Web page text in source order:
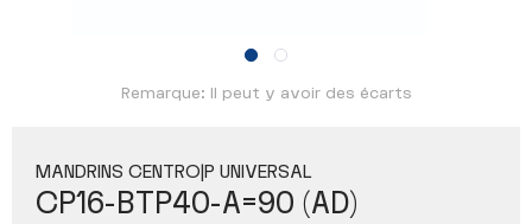
Remarque: Il peut y avoir des écarts
MANDRINS CENTRO|P UNIVERSAL
CP16-BTP40-A=90 (AD)